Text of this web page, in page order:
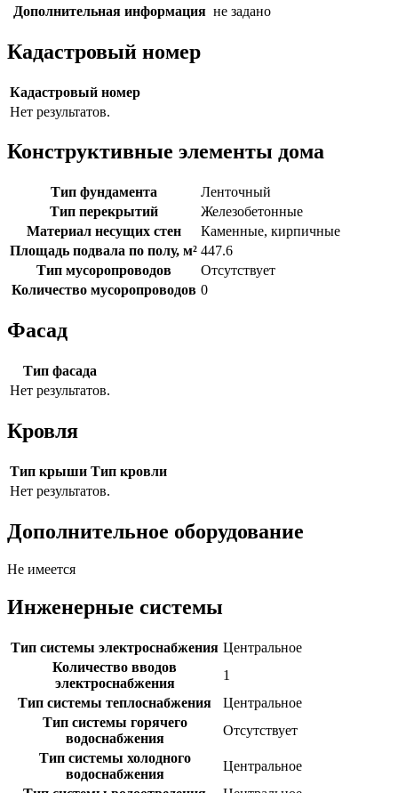
Дополнительная информация не задано
Кадастровый номер
Кадастровый номер
Нет результатов.
Конструктивные элементы дома
Тип фундамента
Ленточный
Тип перекрытий
Железобетонные
Материал несущих стен
Каменные, кирпичные
Площадь подвала по полу, м² 447.6
Тип мусоропроводов
Отсутствует
Количество мусоропроводов 0
Фасад
Тип фасада
Нет результатов.
Кровля
Тип крыши Тип кровли
Нет результатов.
Дополнительное оборудование
Не имеется
Инженерные системы
Тип системы электроснабжения Центральное
Количество вводов
электроснабжения
1
Тип системы теплоснабжения
Центральное
Тип системы горячего
водоснабжения
Отсутствует
Тип системы холодного
водоснабжения
Центральное